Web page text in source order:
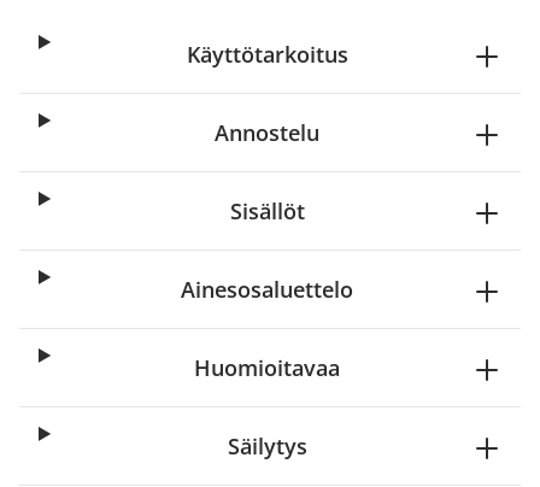
Käyttötarkoitus
Annostelu
Sisällöt
Ainesosaluettelo
Huomioitavaa
Säilytys